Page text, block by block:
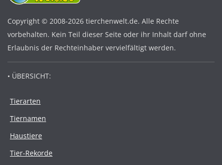
Copyright © 2008-2026 tierchenwelt.de. Alle Rechte
vorbehalten. Kein Teil dieser Seite oder ihr Inhalt darf ohne
Erlaubnis der Rechteinhaber vervielfältigt werden.
• ÜBERSICHT:
Tierarten
Tiernamen
Haustiere
Tier-Rekorde